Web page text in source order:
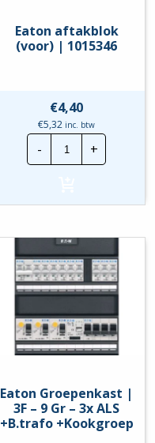
Eaton aftakblok
(voor) | 1015346
€4,40
€5,32 inc. btw
-
Eaton
aftakblok
(voor)
hoeveelheid
+
Eaton Groepenkast |
3F – 9 Gr – 3x ALS
+B.trafo +Kookgroep